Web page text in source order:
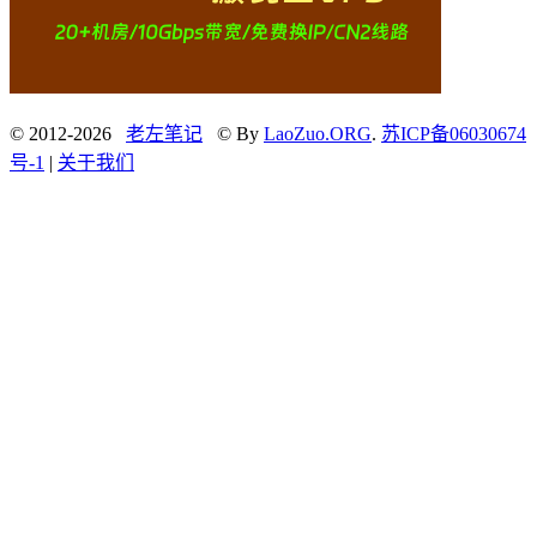
© 2012-2026 老左笔记 © By LaoZuo.ORG. 苏ICP备06030674
号-1 | 关于我们